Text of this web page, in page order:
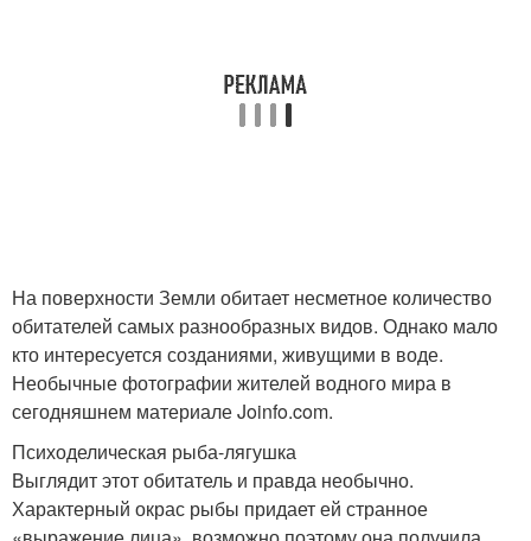
На поверхности Земли обитает несметное количество
обитателей самых разнообразных видов. Однако мало
кто интересуется созданиями, живущими в воде.
Необычные фотографии жителей водного мира в
сегодняшнем материале Joinfo.com.
Психоделическая рыба-лягушка
Выглядит этот обитатель и правда необычно.
Характерный окрас рыбы придает ей странное